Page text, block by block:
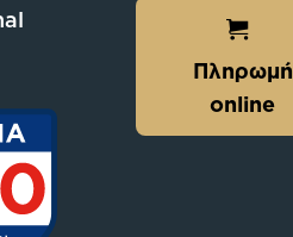
Πληρωμή
online